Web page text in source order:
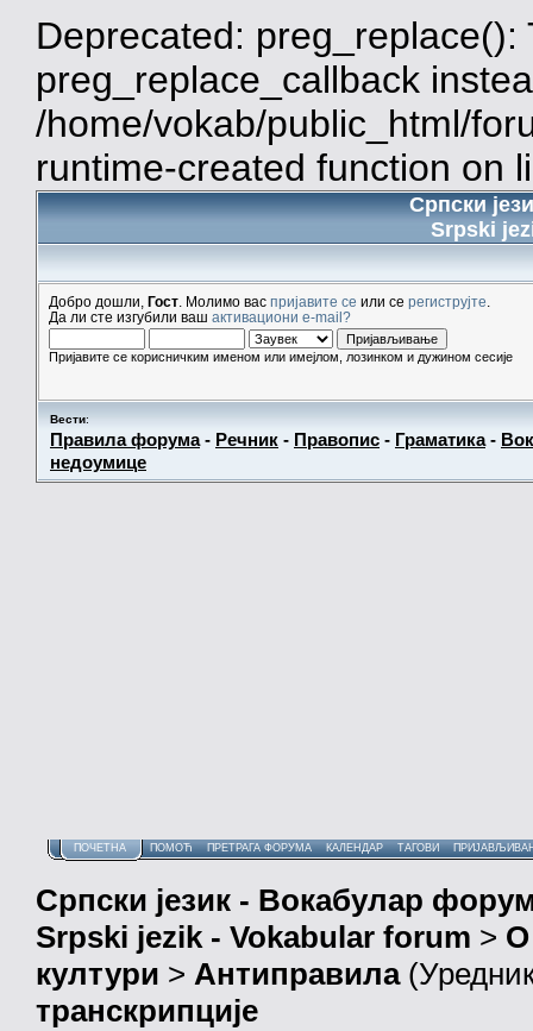
Deprecated:
preg_replace_callback
/home/vokab/public_html/
runtime-created function on
Српски
Srpski
Добро дошли, Гост . Молимо вас пријавите се или се региструјте
Да ли сте изгубили ваш активациони e-mail?
Пријавите се корисничким именом или имејлом, лозинком и дужином сесије
Вести:
Правила форума- Речник - Правопис - Граматика-
недоумице
ПОЧЕТНА ПОМОЋ ПРЕТРАГА ФОРУМА КАЛЕНДАР ТАГОВИ
Српски језик - Вокабулар
Srpski jezik - Vokabular forum > О
култури > Антиправила
транскрипције